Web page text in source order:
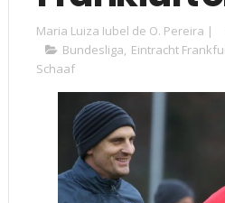
Maria Luiza Iubel de O. Pereira |
Bundesliga, Eintracht
Schaaf